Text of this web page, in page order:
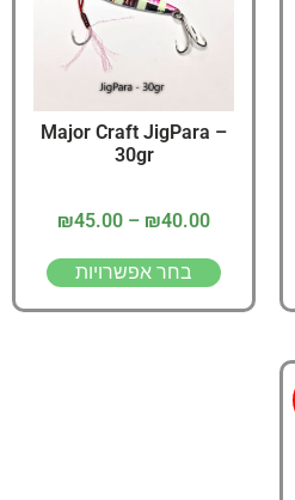
Major Craft JigPara –
30gr
₪40.00
–
₪45.00
בחר אפשרויות